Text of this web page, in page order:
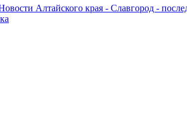
Алтайского края - Славгород -